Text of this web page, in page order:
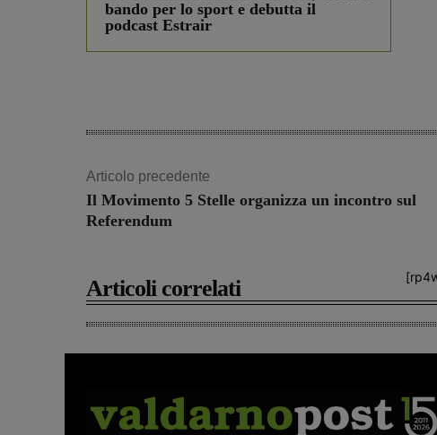
bando per lo sport e debutta il
podcast Estrair
Articolo precedente
Il Movimento 5 Stelle organizza un incontro sul
Referendum
Articoli correlati